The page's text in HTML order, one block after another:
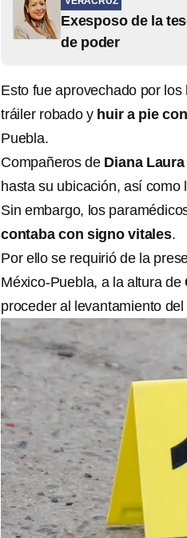
Exesposo de la
de poder
Esto fue aprovechado por
tráiler robado y huir a pie
Puebla.
Compañeros de Diana
hasta su ubicación, así
Sin embargo, los
contaba con signo vitales.
Por ello se requirió de la
México-Puebla, a la altura de
proceder al levantamiento del